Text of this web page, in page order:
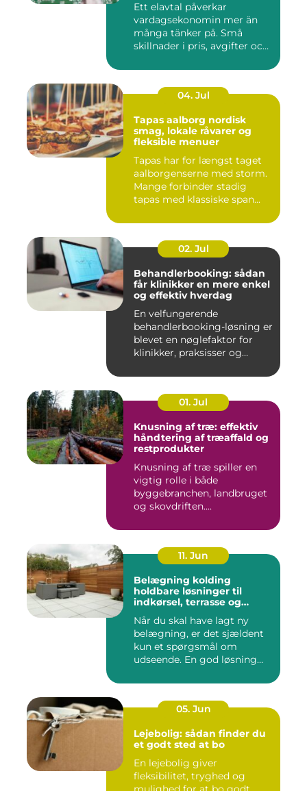
Ett elavtal påverkar
vardagsekonomin mer än
många tänker på. Små
skillnader i pris, avgifter och
04. Jul
Tapas aalborg nordisk
smag, lokale råvarer og
fleksible menuer
Tapas har for længst taget
aalborgenserne med storm.
Mange forbinder stadig
tapas med klassiske span...
02. Jul
Behandlerbooking: sådan
får klinikker en mere enkel
og effektiv hverdag
En velfungerende
behandlerbooking-løsning er
blevet en nøglefaktor for
klinikker, praksisser og
01. Jul
Knusning af træ: effektiv
håndtering af træaffald og
restprodukter
Knusning af træ spiller en
vigtig rolle i både
byggebranchen, landbruget
og skovdriften....
11. Jun
Belægning kolding
holdbare løsninger til
indkørsel, terrasse og
Når du skal have lagt ny
belægning, er det sjældent
kun et spørgsmål om
udseende. En god løsning
05. Jun
Lejebolig: sådan finder du
et godt sted at bo
En lejebolig giver
fleksibilitet, tryghed og